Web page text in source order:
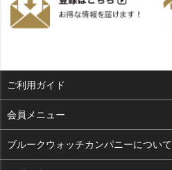
ご利用ガイド
よくある質問
支払い・送料
会員メニュー
ログイン
ブルークウォッチカンパニーについて